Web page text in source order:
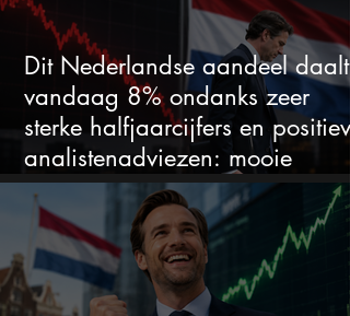
Dit Nederlandse aandeel daalt
vandaag 8% ondanks zeer
sterke halfjaarcijfers en positieve
analistenadviezen: mooie
koopkans?